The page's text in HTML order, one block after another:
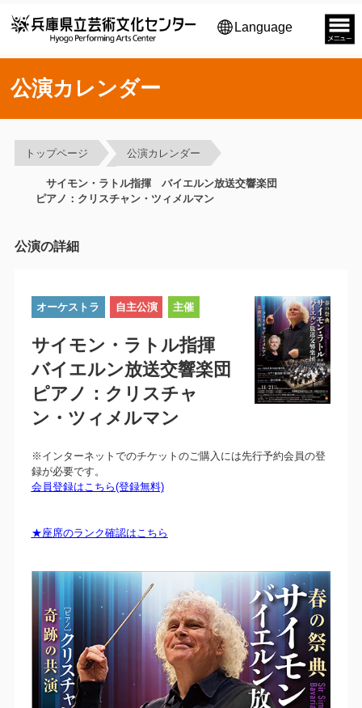
Language
公演カレンダー
トップページ 公演カレンダー
サイモン・ラトル指揮 バイエルン放送交響楽団
ピアノ：クリスチャン・ツィメルマン
公演の詳細
オーケストラ 自主公演 主催
サイモン・ラトル指揮
バイエルン放送交響楽団
ピアノ：クリスチャ
ン・ツィメルマン
※インターネットでのチケットのご購入には先行予約会員の登
録が必要です。
会員登録はこちら(登録無料)
★座席のランク確認はこちら